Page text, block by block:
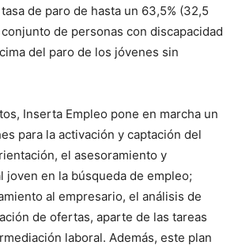
de paro de hasta un 63,5% (32,5
de personas con discapacidad
del paro de los jóvenes sin
Inserta Empleo pone en marcha un
para la activación y captación del
el asesoramiento y
joven en la búsqueda de empleo;
al empresario, el análisis de
de ofertas, aparte de las tareas
laboral. Además, este plan